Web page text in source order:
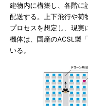
建物内に構築し、各階に
配送する。上下飛行や荷
プロセスを想定し、現実
機体は、国産のACSL製
いる。